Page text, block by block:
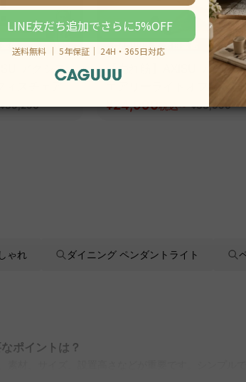
アクシス
スチェア
¥39,290
【売れ筋】AXISU アクシス
ア
¥24,990税込~ ¥33,990
ゃれ ダイニング ペンダントライト
ポイントは？